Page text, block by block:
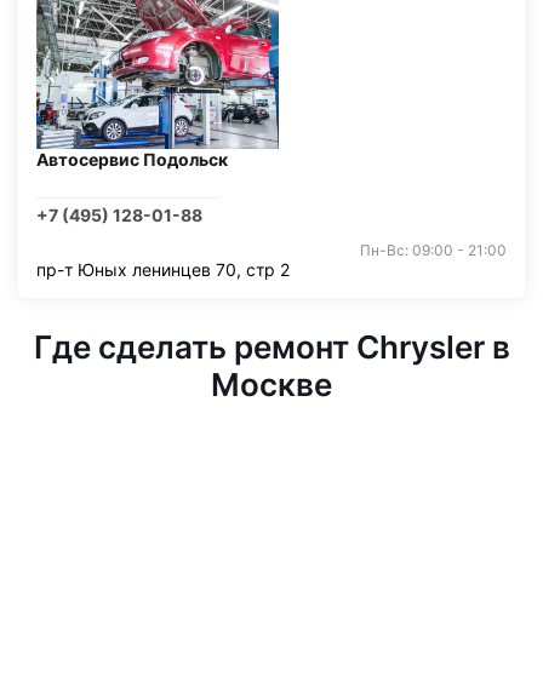
Автосервис Подольск
+7 (495) 128-01-88
Пн-Вс: 09:00 - 21:00
пр-т Юных ленинцев 70, стр 2
Где сделать ремонт Chrysler в
Москве